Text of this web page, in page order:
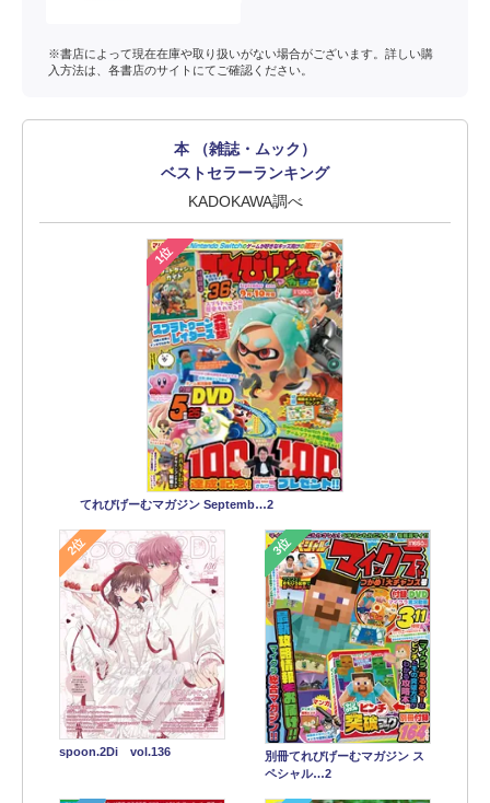
※書店によって現在在庫や取り扱いがない場合がございます。詳しい購
入方法は、各書店のサイトにてご確認ください。
本 （雑誌・ムック）
ベストセラーランキング
KADOKAWA調べ
1位
てれびげーむマガジン Septemb…2
2位
spoon.2Di vol.136
3位
別冊てれびげーむマガジン ス
ペシャル…2